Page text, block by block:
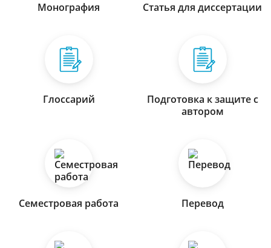
Монография Статья для диссертации
Глоссарий
Подготовка к защите с
автором
Семестровая работа Перевод